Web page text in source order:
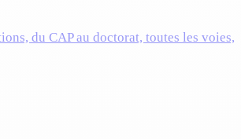
du CAP au doctorat, toutes les voies,